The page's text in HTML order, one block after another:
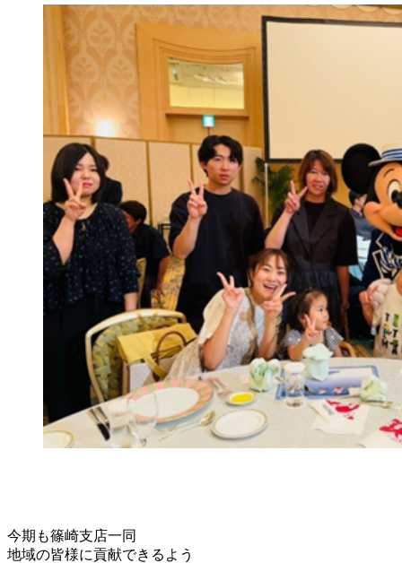
今期も篠崎支店一同
地域の皆様に貢献できるよう